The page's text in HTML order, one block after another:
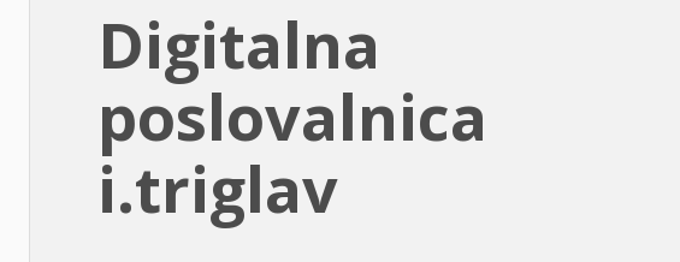
Digitalna
poslovalnica
i.triglav